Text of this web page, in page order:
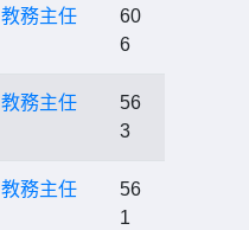
教務主任
60
6
教務主任
56
3
教務主任
56
1